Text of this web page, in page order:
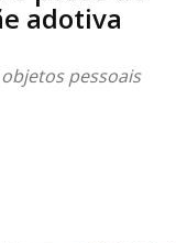
adotiva
pessoais